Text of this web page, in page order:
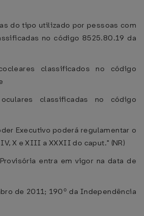
do tipo utilizado por pessoas com
no código 8525.80.19 da
classificados no código
classificadas no código
Executivo poderá regulamentar o
X e XIII a XXXII do caput." (NR)
entra em vigor na data de
de 2011; 190º da Independência